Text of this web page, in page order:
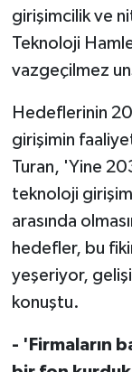
girişimcilik ve
Teknoloji
vazgeçilmez
Hedeflerinin
girişimin
Turan, 'Yine
teknoloji
arasında
hedefler, bu
yeşeriyor,
konuştu.
- 'Firmaların